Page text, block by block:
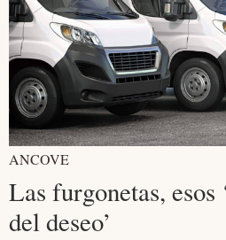
ANCOVE
Las furgonetas, esos
del deseo’